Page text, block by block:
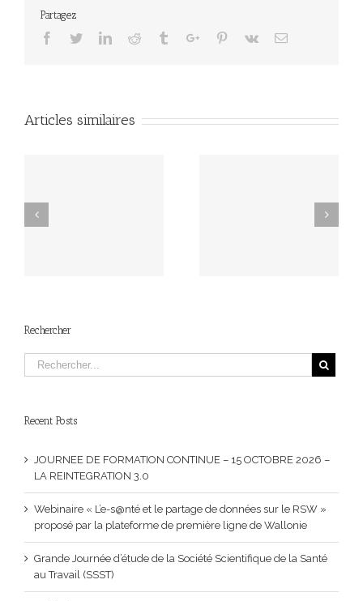
Partagez
Facebook
TwitterLinkedinReddit TumblrGoogle+Pinterest
Vk Email
Articles similaires
en 2026 : meilleurs
Rechercher
Recent Posts
JOURNEE DE FORMATION CONTINUE – 15 OCTOBRE 2026 –
LA REINTEGRATION 3.0
Webinaire « L’e-s@nté et le partage de données sur le RSW »
proposé par la plateforme de première ligne de Wallonie
Grande Journée d’étude de la Société Scientifique de la Santé
au Travail (SSST)